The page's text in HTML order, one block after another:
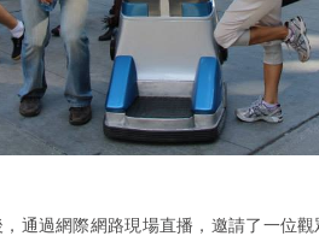
通過網際網路現場直播，邀請了一位